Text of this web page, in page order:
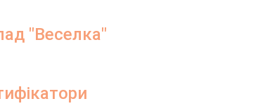
"Веселка"